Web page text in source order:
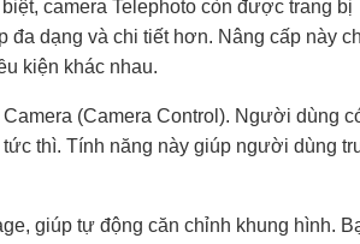
camera Telephoto còn được trang bị
đa dạng và chi tiết hơn. Nâng cấp này
kiện khác nhau.
(Camera Control). Người dùng
thì. Tính năng này giúp người dùng
giúp tự động căn chỉnh khung hình.